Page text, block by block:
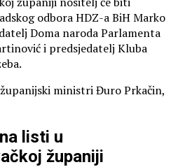
odbora HDZ-a BiH Marko
Doma naroda Parlamenta
i predsjedatelj Kluba
ministri Đuro Prkačin,
listi u
županiji